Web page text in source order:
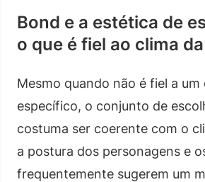
Bond e a estética de
o que é fiel ao clima
Mesmo quando não é fiel a um
específico, o conjunto de
costuma ser coerente com o
a postura dos personagens e
frequentemente sugerem um